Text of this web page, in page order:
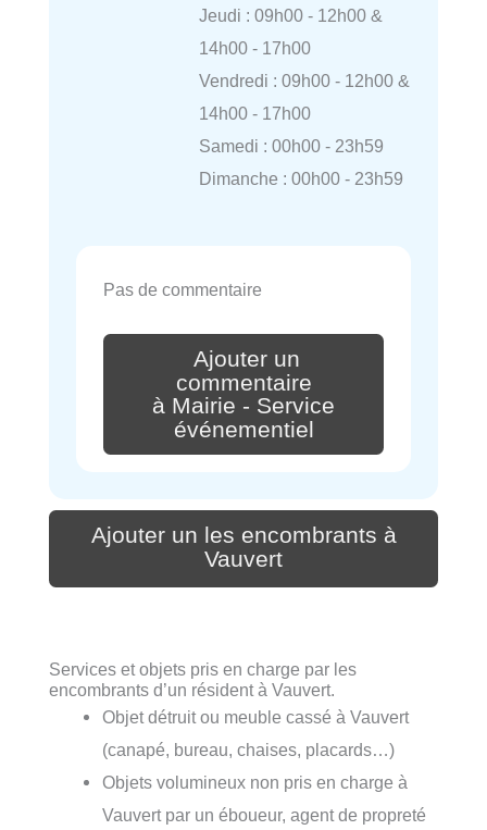
Jeudi : 09h00 - 12h00 &
14h00 - 17h00
Vendredi : 09h00 - 12h00 &
14h00 - 17h00
Samedi : 00h00 - 23h59
Dimanche : 00h00 - 23h59
Pas de commentaire
Ajouter un
commentaire
à Mairie - Service
événementiel
Ajouter un les encombrants à
Vauvert
Services et objets pris en charge par les
encombrants d’un résident à Vauvert.
Objet détruit ou meuble cassé à Vauvert
(canapé, bureau, chaises, placards…)
Objets volumineux non pris en charge à
Vauvert par un éboueur, agent de propreté